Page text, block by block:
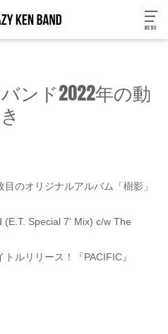
MENU
ンド2022年の動
き
のオリジナルアルバム「樹影」
Special 7' Mix) c/w The
ルリリース！『PACIFIC』